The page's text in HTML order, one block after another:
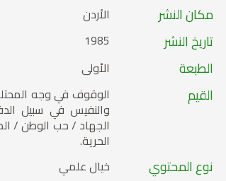
مكان النشر الأردن
تاريخ النشر 1985
الطبعة الأولى
القيم الوقوف في وجه
والنفيس في سبيل
الجهاد / حب الوطن /
الحرية.
نوع المحتوي خيال علمي